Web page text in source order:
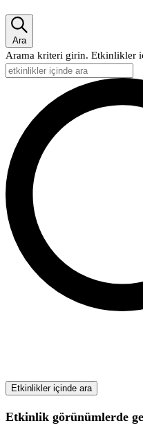
Ara
Arama kriteri girin. Etkinlikler
Etkinlikler içinde ara
Etkinlik görünümlerde